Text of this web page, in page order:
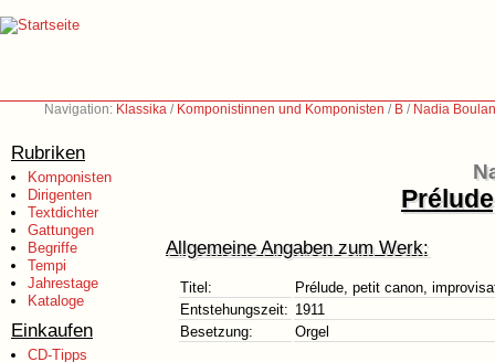
Navigation: Klassika / Komponistinnen und Komponisten / B / Nadia
Rubriken
Komponisten
Dirigenten
Textdichter
Gattungen
Begriffe
Tempi
Jahrestage
Kataloge
Einkaufen
CD-Tipps
Allgemeine Angaben zum Werk:
Titel:
Prélude, petit canon,
Entstehungszeit: 1911
Besetzung:
Orgel